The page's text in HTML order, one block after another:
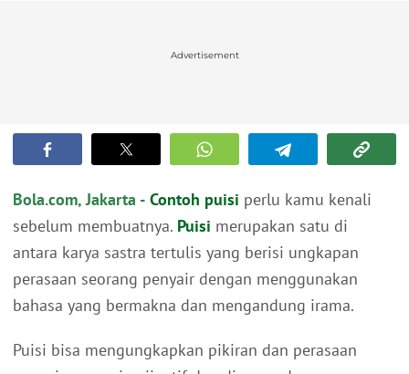
Advertisement
Bola.com, Jakarta - Contoh puisi perlu kamu kenali
sebelum membuatnya. Puisi merupakan satu di
antara karya sastra tertulis yang berisi ungkapan
perasaan seorang penyair dengan menggunakan
bahasa yang bermakna dan mengandung irama.
Puisi bisa mengungkapkan pikiran dan perasaan